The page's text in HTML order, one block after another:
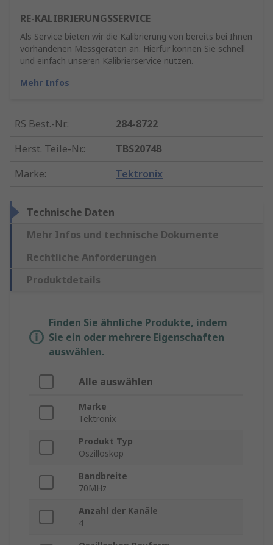
RE-KALIBRIERUNGSSERVICE
Als Service bieten wir die Kalibrierung von bereits bei Ihnen
vorhandenen Messgeräten an. Hierfür können Sie schnell
und einfach unseren Kalibrierservice nutzen.
Mehr Infos
RS Best.-Nr.:
284-8722
Herst. Teile-Nr.:
TBS2074B
Marke: Tektronix
Technische Daten
Mehr Infos und technische Dokumente
Rechtliche Anforderungen
Produktdetails
Finden Sie ähnliche Produkte, indem
Sie ein oder mehrere Eigenschaften
auswählen.
Alle auswählen
Marke
Tektronix
Produkt Typ
Oszilloskop
Bandbreite
70MHz
Anzahl der Kanäle
4